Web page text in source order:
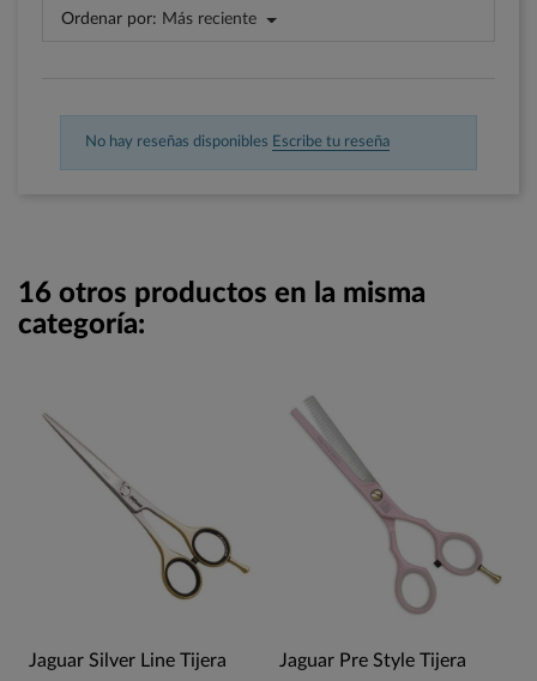
Ordenar por: Más reciente
No hay reseñas disponibles Escribe tu reseña
16 otros productos en la misma
categoría:
Jaguar Silver Line Tijera
Jaguar Pre Style Tijera